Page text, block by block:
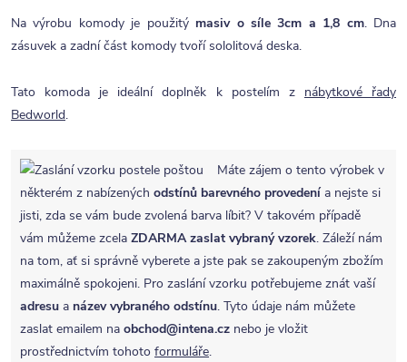
Na výrobu komody je použitý masiv o síle 3cm a 1,8 cm. Dna
zásuvek a zadní část komody tvoří sololitová deska.
Tato komoda je ideální doplněk k postelím z nábytkové řady
Bedworld.
Máte zájem o tento výrobek v
některém z nabízených odstínů barevného provedení a nejste si
jisti, zda se vám bude zvolená barva líbit? V takovém případě
vám můžeme zcela ZDARMA zaslat vybraný vzorek. Záleží nám
na tom, ať si správně vyberete a jste pak se zakoupeným zbožím
maximálně spokojeni. Pro zaslání vzorku potřebujeme znát vaší
adresu a název vybraného odstínu. Tyto údaje nám můžete
zaslat emailem na obchod@intena.cz nebo je vložit
prostřednictvím tohoto formuláře.